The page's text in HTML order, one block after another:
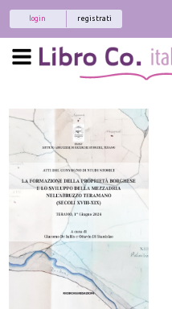
registrati
login